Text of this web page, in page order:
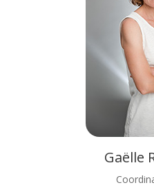
Gaëlle